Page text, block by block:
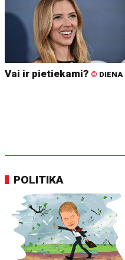
Vai ir pietiekami? © DIENA
POLITIKA